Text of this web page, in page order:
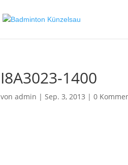
I8A3023-1400
vonadmin |Sep. 3, 2013 |0